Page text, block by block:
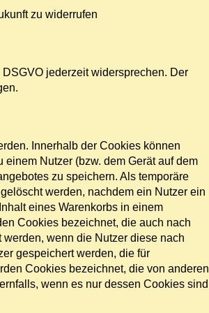
zu widerrufen
jederzeit widersprechen. Der
Innerhalb der Cookies können
Nutzer (bzw. dem Gerät auf dem
zu speichern. Als temporäre
werden, nachdem ein Nutzer ein
eines Warenkorbs in einem
Cookies bezeichnet, die auch nach
wenn die Nutzer diese nach
gespeichert werden, die für
Cookies bezeichnet, die von anderen
wenn es nur dessen Cookies sind